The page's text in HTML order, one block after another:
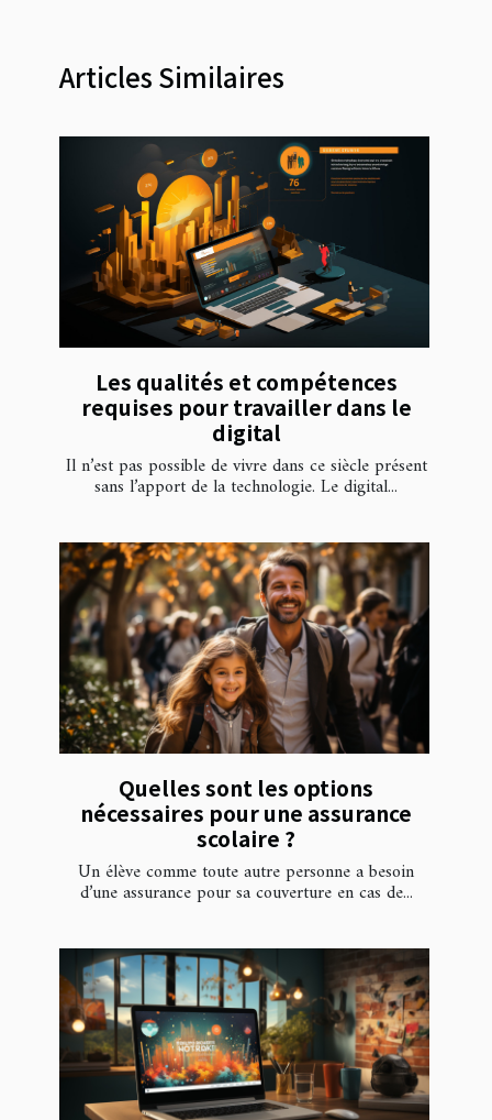
Articles Similaires
Les qualités et compétences
requises pour travailler dans le
digital
Il n’est pas possible de vivre dans ce siècle présent
sans l’apport de la technologie. Le digital...
Quelles sont les options
nécessaires pour une assurance
scolaire ?
Un élève comme toute autre personne a besoin
d’une assurance pour sa couverture en cas de...